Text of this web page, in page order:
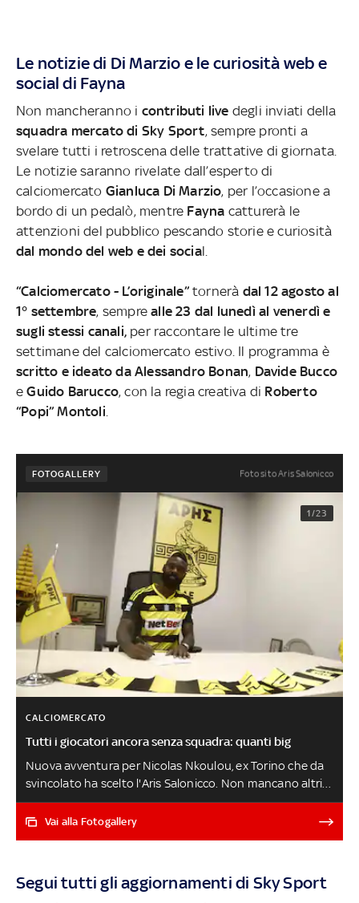
Le notizie di Di Marzio e le curiosità web e
social di Fayna
Non mancheranno i contributi live degli inviati della
squadra mercato di Sky Sport, sempre pronti a
svelare tutti i retroscena delle trattative di giornata.
Le notizie saranno rivelate dall’esperto di
calciomercato Gianluca Di Marzio, per l’occasione a
bordo di un pedalò, mentre Fayna catturerà le
attenzioni del pubblico pescando storie e curiosità
dal mondo del web e dei social.
“Calciomercato - L’originale”tornerà dal 12 agosto al
1° settembre, semprealle 23 dal lunedì al venerdì e
sugli stessi canali, per raccontare le ultime tre
settimane del calciomercato estivo. Il programma è
scritto e ideato da Alessandro Bonan, Davide Bucco
e Guido Barucco, con la regia creativa di Roberto
“Popi” Montoli
FOTOGALLERY Foto sito Aris Salonicco
1/23
CALCIOMERCATO
Tutti i giocatori ancora senza squadra: quanti big
Nuova avventura per Nicolas Nkoulou, ex Torino che da
svincolato ha scelto l'Aris Salonicco. Non mancano altri
big ancora squadra: ecco i parametri zero più preziosi in
Europa (dati Transfermarkt) pronti a firmare a costo
Vai alla Fotogallery
Segui tutti gli aggiornamenti di Sky Sport